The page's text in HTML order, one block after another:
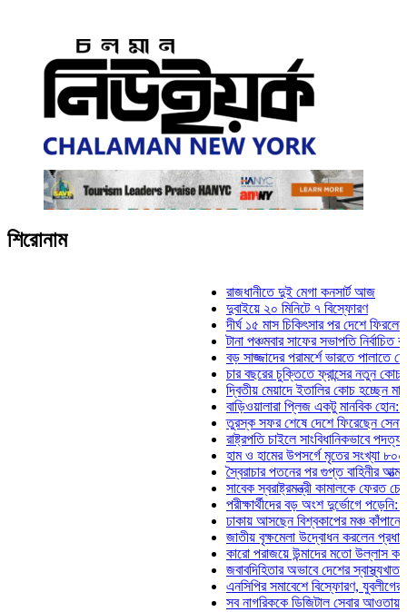
শিরোনাম
রাজধানীতে দুই মেগা কনসার্ট আজ
দুবাইয়ে ২০ মিনিটে ৭ বিস্ফোরণ
দীর্ঘ ১৫ মাস চিকিৎসার পর দেশে ফিরলেন
টানা পঞ্চমবার সাফের সভাপতি নির্বাচিত কাজী
বড় সাজ্জাদের পরামর্শে ভারতে পালাতে
চার বছরের চুক্তিতে ফ্রান্সের নতুন কোচ
দ্বিতীয় মেয়াদে ইতালির কোচ হচ্ছেন মানচিনি
বাড়িওয়ালারা প্লিজ একটু মানবিক হোন: মনিরা
তুরস্ক সফর শেষে দেশে ফিরেছেন
রাষ্ট্রপতি চাইলে সাংবিধানিকভাবে পদত্যাগ
হাম ও হামের উপসর্গে মৃতের সংখ্যা ৮০০
স্বৈরাচার পতনের পর গুপ্ত বাহিনীর
সাবেক স্বরাষ্ট্রমন্ত্রী কামালকে ফেরত চেয়ে
পরীক্ষার্থীদের বড় অংশ দুর্ভোগে পড়েনি: ড.
ঢাকায় আসছেন বিশ্বকাপের মঞ্চ কাঁপানো সেই
জাতীয় বৃক্ষমেলা উদ্বোধন করলেন প্রধানমন্ত্রী
কারো পরাজয়ে উন্মাদের মতো উল্লাস করতে
জবাবদিহিতার অভাবে দেশের স্বাস্থ্যখাত
এনসিপির সমাবেশে বিস্ফোরণ, যুবলীগের দুই
সব নাগরিককে ডিজিটাল সেবার আওতায়